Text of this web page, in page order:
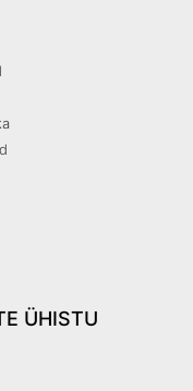
ÜHISTU